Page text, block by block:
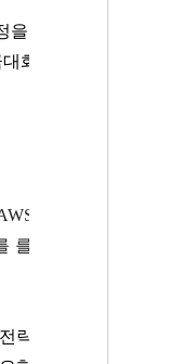
할 수
화하기
프레
를 확장
략을 수